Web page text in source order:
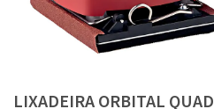
LIXADEIRA ORBITAL